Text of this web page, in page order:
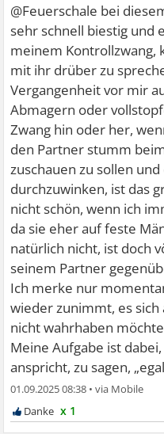
@Feuerschale bei
sehr schnell biestig und
meinem Kontrollzwang,
mit ihr drüber zu
Vergangenheit vor mir
Abmagern oder
Zwang hin oder her,
den Partner stumm
zuschauen zu sollen
durchzuwinken, ist das
nicht schön, wenn ich
da sie eher auf feste
natürlich nicht, ist doch
seinem Partner
Ich merke nur
wieder zunimmt, es
nicht wahrhaben
Meine Aufgabe ist
anspricht, zu sagen,
01.09.2025 08:38 •
x 1